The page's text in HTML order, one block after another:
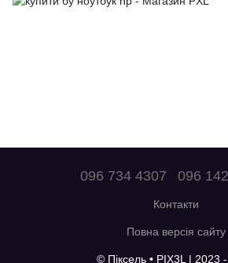
096 734 4307 096
Контакти
Повна версія сайту
© Піксель • PIX3L | 2023